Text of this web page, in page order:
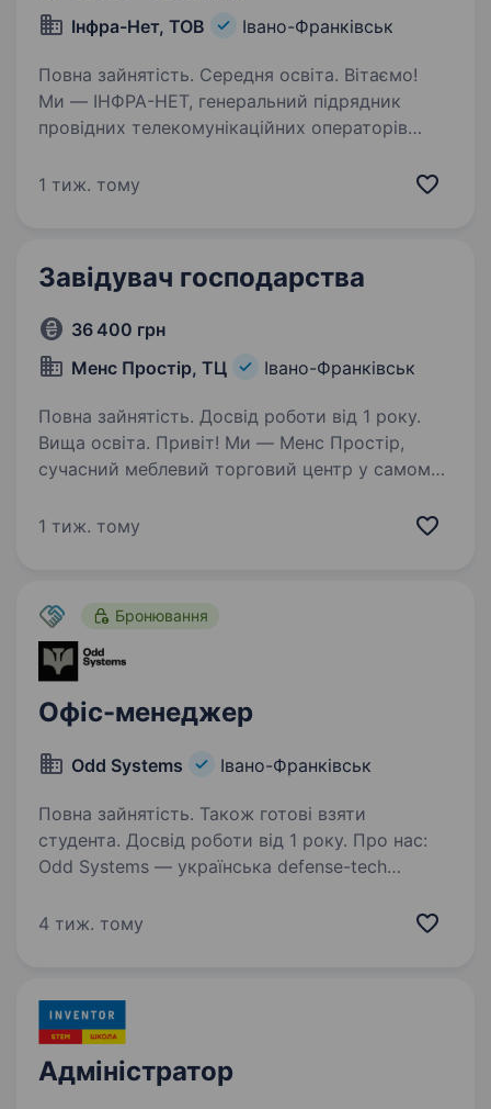
Інфра-Нет, ТОВ
Івано-Франківськ
Повна зайнятість. Середня освіта. Вітаємо!
Ми — ІНФРА-НЕТ, генеральний підрядник
провідних телекомунікаційних операторів
реалізуємо проєкти з монтажу та будівництва
1 тиж. тому
Завідувач господарства
36 400 грн
Менс Простір, ТЦ
Івано-Франківськ
Повна зайнятість. Досвід роботи від 1 року.
Вища освіта. Привіт! Ми — Менс Простір,
сучасний меблевий торговий центр у самому
це понад 70 виставкових салонів провідних
1 тиж. тому
Бронювання
Офіс-менеджер
Odd Systems Івано-Франківськ
Повна зайнятість. Також готові взяти
студента. Досвід роботи від 1 року. Про нас:
Odd Systems — українська defense-tech
на рішення для захисту держави. Наша місія —
4 тиж. тому
Адміністратор